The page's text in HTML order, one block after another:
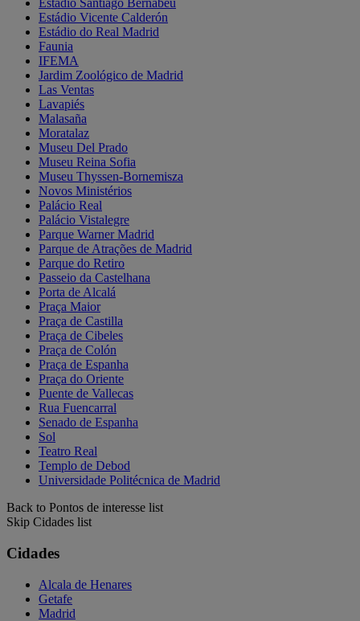
Estádio Santiago Bernabéu
Estádio Vicente Calderón
Estádio do Real Madrid
Faunia
IFEMA
Jardim Zoológico de Madrid
Las Ventas
Lavapiés
Malasaña
Moratalaz
Museu Del Prado
Museu Reina Sofia
Museu Thyssen-Bornemisza
Novos Ministérios
Palácio Real
Palácio Vistalegre
Parque Warner Madrid
Parque de Atrações de Madrid
Parque do Retiro
Passeio da Castelhana
Porta de Alcalá
Praça Maior
Praça de Castilla
Praça de Cibeles
Praça de Colón
Praça de Espanha
Praça do Oriente
Puente de Vallecas
Rua Fuencarral
Senado de Espanha
Sol
Teatro Real
Templo de Debod
Universidade Politécnica de Madrid
Back to Pontos de interesse list
Skip Cidades list
Cidades
Alcala de Henares
Getafe
Madrid